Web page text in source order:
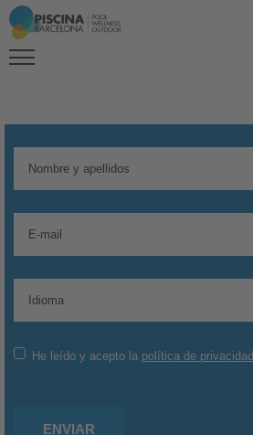
He leído y acepto la política de privacidad